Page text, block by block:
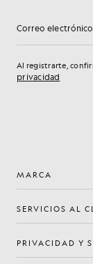
Dirección de
Al registrarte,
privacidad
MARCA
SERVICIOS AL
PRIVACIDAD Y